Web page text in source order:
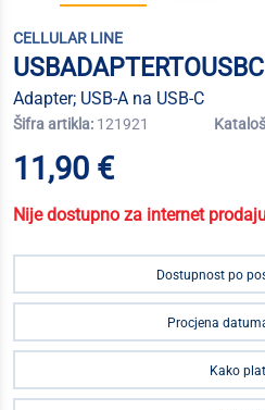
CELLULAR LINE
Adapter; USB-A na USB-C
Šifra artikla: 121921
11,90 €
Nije dostupno za internet
Dostupnost po
Procjena
Kako